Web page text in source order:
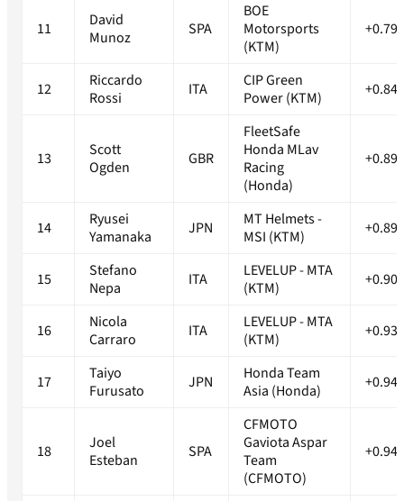
11
David
Munoz
SPA
BOE
Motorsports
(KTM)
12
Riccardo
Rossi
ITA
CIP Green
Power (KTM)
13
Scott
Ogden
GBR
FleetSafe
Honda MLav
Racing
(Honda)
14
Ryusei
Yamanaka
JPN
MT Helmets -
MSI (KTM)
15
Stefano
Nepa
ITA
LEVELUP - MTA
(KTM)
16
Nicola
Carraro
ITA
LEVELUP - MTA
(KTM)
17
Taiyo
Furusato
JPN
Honda Team
Asia (Honda)
18
Joel
Esteban
SPA
CFMOTO
Gaviota Aspar
Team
(CFMOTO)